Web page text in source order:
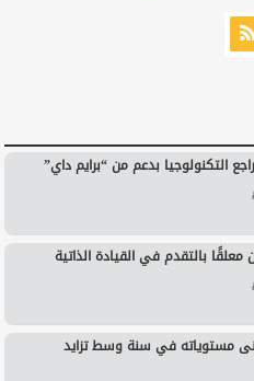
التكنولوجيا بدعم من “برايم داي”
بالتقدم في القيادة الذاتية
مستوياته في سنة وسط تزايد